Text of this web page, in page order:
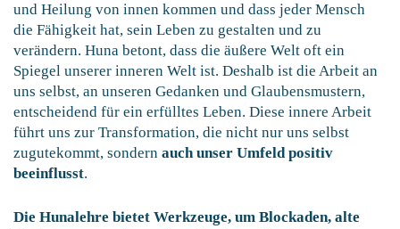
und Heilung von innen kommen und dass jeder Mensch
die Fähigkeit hat, sein Leben zu gestalten und zu
verändern. Huna betont, dass die äußere Welt oft ein
Spiegel unserer inneren Welt ist. Deshalb ist die Arbeit an
uns selbst, an unseren Gedanken und Glaubensmustern,
entscheidend für ein erfülltes Leben. Diese innere Arbeit
führt uns zur Transformation, die nicht nur uns selbst
zugutekommt, sondern auch unser Umfeld positiv
beeinflusst.
Die Hunalehre bietet Werkzeuge, um Blockaden, alte